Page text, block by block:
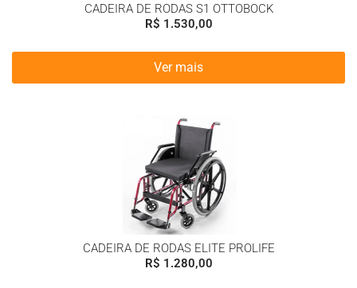
CADEIRA DE RODAS S1 OTTOBOCK
R$ 1.530,00
Ver mais
CADEIRA DE RODAS ELITE PROLIFE
R$ 1.280,00